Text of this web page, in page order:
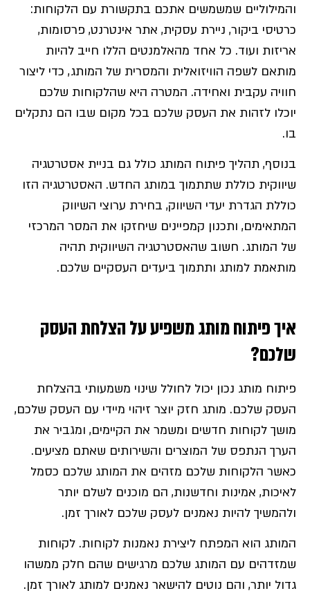
והמילוליים שמשמשים אתכם בתקשורת עם הלקוחות:
כרטיסי ביקור, ניירת עסקית, אתר אינטרנט, פרסומות,
אריזות ועוד. כל אחד מהאלמנטים הללו חייב להיות
מותאם לשפה הוויזואלית והמסרית של המותג, כדי ליצור
חוויה עקבית ואחידה. המטרה היא שהלקוחות שלכם
יוכלו לזהות את העסק שלכם בכל מקום שבו הם נתקלים
בו.
בנוסף, תהליך פיתוח המותג כולל גם בניית אסטרטגיה
שיווקית כוללת שתתמוך במותג החדש. האסטרטגיה הזו
כוללת הגדרת יעדי השיווק, בחירת ערוצי השיווק
המתאימים, ותכנון קמפיינים שיחזקו את המסר המרכזי
של המותג. חשוב שהאסטרטגיה השיווקית תהיה
מותאמת למותג ותתמוך ביעדים העסקיים שלכם.
איך פיתוח מותג משפיע על הצלחת העסק
שלכם?
פיתוח מותג נכון יכול לחולל שינוי משמעותי בהצלחת
העסק שלכם. מותג חזק יוצר זיהוי מיידי עם העסק שלכם,
מושך לקוחות חדשים ומשמר את הקיימים, ומגביר את
הערך הנתפס של המוצרים והשירותים שאתם מציעים.
כאשר הלקוחות שלכם מזהים את המותג שלכם כסמל
לאיכות, אמינות וחדשנות, הם מוכנים לשלם יותר
ולהמשיך להיות נאמנים לעסק שלכם לאורך זמן.
המותג הוא המפתח ליצירת נאמנות לקוחות. לקוחות
שמזדהים עם המותג שלכם מרגישים שהם חלק ממשהו
גדול יותר, והם נוטים להישאר נאמנים למותג לאורך זמן.